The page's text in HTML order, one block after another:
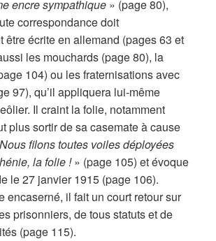
encre sympathique » (page 80),
correspondance doit
être écrite en allemand (pages 63 et
les mouchards (page 80), la
104) ou les fraternisations avec
97), qu’il appliquera lui-même
Il craint la folie, notamment
plus sortir de sa casemate à cause
Nous filons toutes voiles déployées
la folie !» (page 105) et évoque
le 27 janvier 1915 (page 106).
encaserné, il fait un court retour sur
prisonniers, de tous statuts et de
(page 115).